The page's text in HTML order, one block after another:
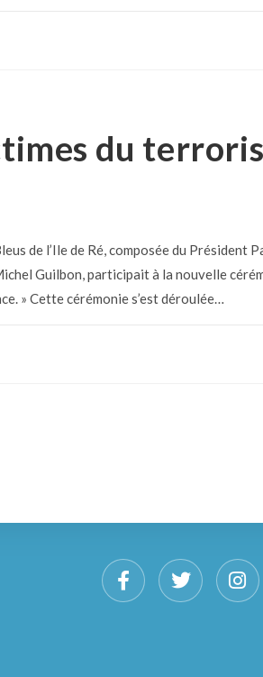
du
de l’Ile de Ré, composée du Président
Guilbon, participait à la nouvelle
» Cette cérémonie s’est déroulée…